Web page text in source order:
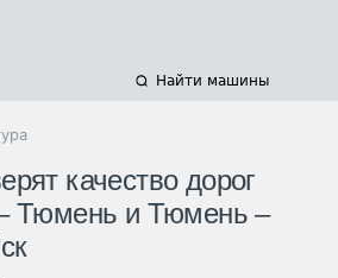
Найти машины
качество дорог
– Тюмень и Тюмень –